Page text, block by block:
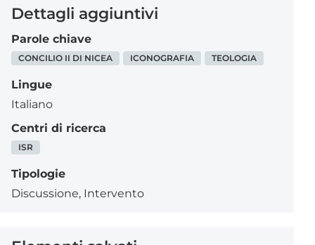
Dettagli aggiuntivi
Parole chiave
CONCILIO II DI NICEA ICONOGRAFIA TEOLOGIA
Lingue
Italiano
Centri di ricerca
ISR
Tipologie
Discussione, Intervento